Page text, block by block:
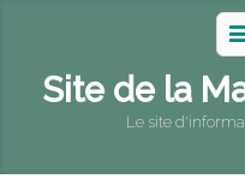
Site de la
Le site